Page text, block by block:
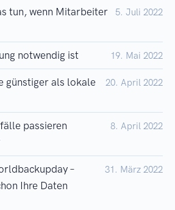
tun, wenn Mitarbeiter
5. Juli 2022
notwendig ist 19. Mai 2022
günstiger als lokale
20. April 2022
passieren
8. April 2022
–
Ihre Daten
31. März 2022